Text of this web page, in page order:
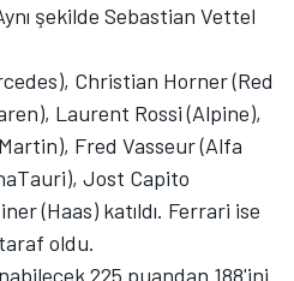
şekilde Sebastian Vettel
Christian Horner (Red
Laurent Rossi (Alpine),
Fred Vasseur (Alfa
Jost Capito
(Haas) katıldı. Ferrari ise
oldu.
225 puandan 188'ini